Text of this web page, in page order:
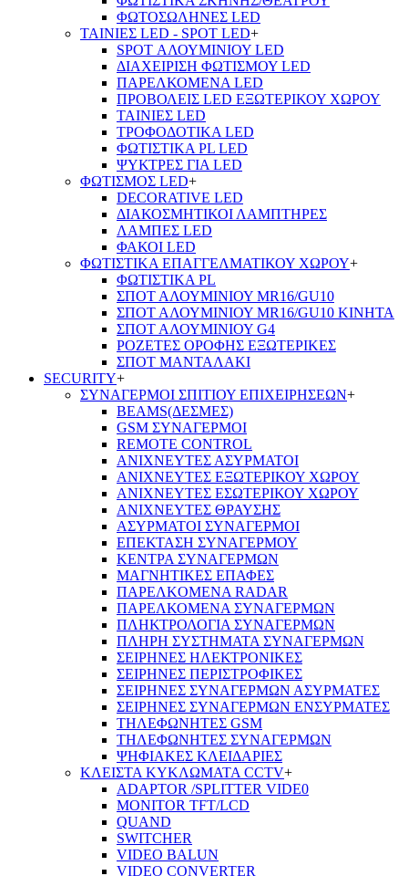
ΦΩΤΟΣΩΛΗΝΕΣ LED
ΤΑΙΝΙΕΣ LED - SPOT LED+
SPOT ΑΛΟΥΜΙΝΙΟΥ LED
ΔΙΑΧΕΙΡΙΣΗ ΦΩΤΙΣΜΟΥ LED
ΠΑΡΕΛΚΟΜΕΝΑ LED
ΠΡΟΒΟΛΕΙΣ LED ΕΞΩΤΕΡΙΚΟΥ ΧΩΡΟΥ
ΤΑΙΝΙΕΣ LED
ΤΡΟΦΟΔΟΤΙΚΑ LED
ΦΩΤΙΣΤΙΚΑ PL LED
ΨΥΚΤΡΕΣ ΓΙΑ LED
ΦΩΤΙΣΜΟΣ LED+
DECORATIVE LED
ΔΙΑΚΟΣΜΗΤΙΚΟΙ ΛΑΜΠΤΗΡΕΣ
ΛΑΜΠΕΣ LED
ΦΑΚΟΙ LED
ΦΩΤΙΣΤΙΚΑ ΕΠΑΓΓΕΛΜΑΤΙΚΟΥ ΧΩΡΟΥ+
ΦΩΤΙΣΤΙΚΑ PL
ΣΠΟΤ ΑΛΟΥΜΙΝΙΟΥ MR16/GU10
ΣΠΟΤ ΑΛΟΥΜΙΝΙΟΥ MR16/GU10 ΚΙΝΗΤΑ
ΣΠΟΤ ΑΛΟΥΜΙΝΙΟΥ G4
ΡΟΖΕΤΕΣ ΟΡΟΦΗΣ ΕΞΩΤΕΡΙΚΕΣ
ΣΠΟΤ ΜΑΝΤΑΛΑΚΙ
SECURITY+
ΣΥΝΑΓΕΡΜΟΙ ΣΠΙΤΙΟΥ ΕΠΙΧΕΙΡΗΣΕΩΝ+
BEAMS(ΔΕΣΜΕΣ)
GSM ΣΥΝΑΓΕΡΜΟΙ
REMOTE CONTROL
ΑΝΙΧΝΕΥΤΕΣ ΑΣΥΡΜΑΤΟΙ
ΑΝΙΧΝΕΥΤΕΣ ΕΞΩΤΕΡΙΚΟΥ ΧΩΡΟΥ
ΑΝΙΧΝΕΥΤΕΣ ΕΣΩΤΕΡΙΚΟΥ ΧΩΡΟΥ
ΑΝΙΧΝΕΥΤΕΣ ΘΡΑΥΣΗΣ
ΑΣΥΡΜΑΤΟΙ ΣΥΝΑΓΕΡΜΟΙ
ΕΠΕΚΤΑΣΗ ΣΥΝΑΓΕΡΜΟΥ
ΚΕΝΤΡΑ ΣΥΝΑΓΕΡΜΩΝ
ΜΑΓΝΗΤΙΚΕΣ ΕΠΑΦΕΣ
ΠΑΡΕΛΚOΜΕΝΑ RADAR
ΠΑΡΕΛΚΟΜΕΝΑ ΣΥΝΑΓΕΡΜΩΝ
ΠΛΗΚΤΡΟΛΟΓΙΑ ΣΥΝΑΓΕΡΜΩΝ
ΠΛΗΡΗ ΣΥΣΤΗΜΑΤΑ ΣΥΝΑΓΕΡΜΩΝ
ΣΕΙΡΗΝΕΣ ΗΛΕΚΤΡΟΝΙΚΕΣ
ΣΕΙΡΗΝΕΣ ΠΕΡΙΣΤΡΟΦΙΚΕΣ
ΣΕΙΡΗΝΕΣ ΣΥΝΑΓΕΡΜΩΝ ΑΣΥΡΜΑΤΕΣ
ΣΕΙΡΗΝΕΣ ΣΥΝΑΓΕΡΜΩΝ ΕΝΣΥΡΜΑΤΕΣ
ΤΗΛΕΦΩΝΗΤΕΣ GSM
ΤΗΛΕΦΩΝΗΤΕΣ ΣΥΝΑΓΕΡΜΩΝ
ΨΗΦΙΑΚΕΣ ΚΛΕΙΔΑΡΙΕΣ
ΚΛΕΙΣΤΑ ΚΥΚΛΩΜΑΤΑ CCTV+
ADAPTOR /SPLITTER VIDE0
MONITOR TFT/LCD
QUAND
SWITCHER
VIDEO BALUN
VIDEO CONVERTER